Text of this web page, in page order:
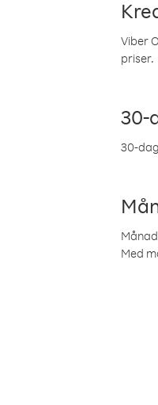
Viber
priser.
30-
30-
Med